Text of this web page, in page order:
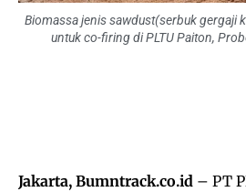
Biomassa jenis sawdust(serbuk gergaji
untuk co-firing di PLTU Paiton,
Jakarta, Bumntrack.co.id – PT